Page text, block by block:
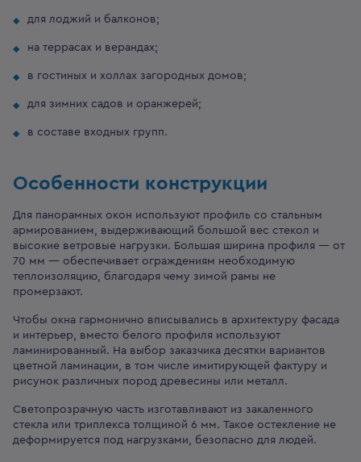
для лоджий и балконов;
на террасах и верандах;
в гостиных и холлах загородных домов;
для зимних садов и оранжерей;
в составе входных групп.
Особенности конструкции
Для панорамных окон используют профиль со стальным
армированием, выдерживающий большой вес стекол и
высокие ветровые нагрузки. Большая ширина профиля — от
70 мм — обеспечивает ограждениям необходимую
теплоизоляцию, благодаря чему зимой рамы не
промерзают.
Чтобы окна гармонично вписывались в архитектуру фасада
и интерьер, вместо белого профиля используют
ламинированный. На выбор заказчика десятки вариантов
цветной ламинации, в том числе имитирующей фактуру и
рисунок различных пород древесины или металл.
Светопрозрачную часть изготавливают из закаленного
стекла или триплекса толщиной 6 мм. Такое остекление не
деформируется под нагрузками, безопасно для людей.